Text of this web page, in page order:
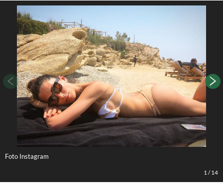
Foto Instagram
1 /14